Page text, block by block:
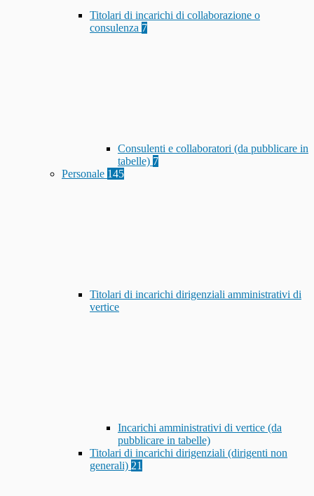
Titolari di incarichi di collaborazione o
consulenza 7
Consulenti e collaboratori (da pubblicare in
tabelle) 7
Personale 145
Titolari di incarichi dirigenziali amministrativi di
vertice
Incarichi amministrativi di vertice (da
pubblicare in tabelle)
Titolari di incarichi dirigenziali (dirigenti non
generali) 21